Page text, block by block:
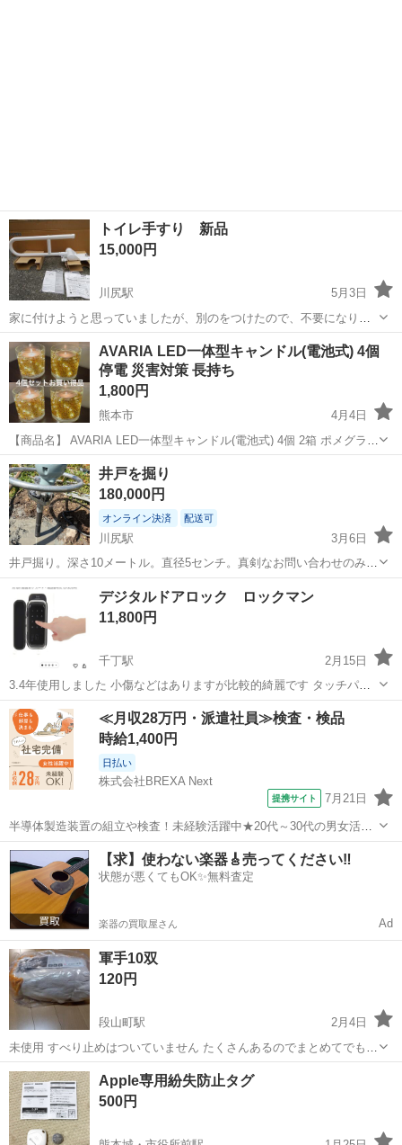
トイレ手すり 新品
15,000円
川尻駅
5月3日
家に付けようと思っていましたが、別のをつけたので、不要になりま
した。 開封しましたが、未使用です。 定価は、10万円位です。 取り
に来てもらえる方にお譲りします。
熊本 熊本市 防災、セキュリティ 手すり
AVARIA LED一体型キャンドル(電池式) 4個
停電 災害対策 長持ち
1,800円
熊本市
4月4日
【商品名】 AVARIA LED一体型キャンドル(電池式) 4個 2箱 ポメグラネ
ート＆ギルデッドベイ 【サイズ】 直径：約12cm 高さ：約12cm 【商
品の特徴】 ◇香り豊かなガラス製キャンドル2本...
熊本 熊本市 防災、セキュリティ
井戸を掘り
180,000円
オンライン決済 配送可
川尻駅
3月6日
井戸掘り。深さ10メートル。直径5センチ。真剣なお問い合わせのみ承
ります。地下に岩盤がない場合、最深30メートルまで掘削可能です。
ただし、現場を見て岩盤の深さを判断することは不可能なため、掘削
作業が必要となります。（九州平野...
熊本 熊本市 川尻駅 防災、セキュリティ
デジタルドアロック ロックマン
11,800円
千丁駅
2月15日
3.4年使用しました 小傷などはありますが比較的綺麗です タッチパネ
ルフィルムまだついてます よろしくお願いいたします
熊本 八代市 千丁駅 防災、セキュリティ ドア
≪月収28万円・派遣社員≫検査・検品
時給1,400円
日払い
株式会社BREXA Next
提携サイト 7月21日
半導体製造装置の組立や検査！未経験活躍中★20代～30代の男女活躍
中★ワンルーム寮完備！赴任旅費会社負担！マイカー通勤OK！無料駐
車場あり！正社員登用あり！《熊本県菊池郡大津町》 人気の工場のお
仕事 ◇半導体製造装置の組立...
熊本 その他
【求】使わない楽器🎸売ってください‼️
状態が悪くてもOK✨無料査定
楽器の買取屋さん Ad
軍手10双
120円
段山町駅
2月4日
未使用 すべり止めはついていません たくさんあるのでまとめてでも大
丈夫です
熊本 熊本市 段山町駅 防災、セキュリティ
Apple専用紛失防止タグ
500円